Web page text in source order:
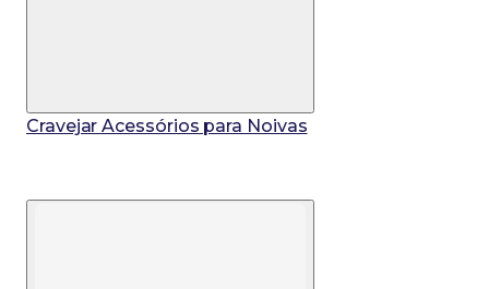
Cravejar Acessórios para Noivas